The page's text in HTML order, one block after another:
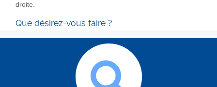
droite.
Que désirez-vous faire ?